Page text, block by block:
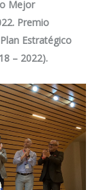
Mejor
Premio
Plan Estratégico
– 2022).